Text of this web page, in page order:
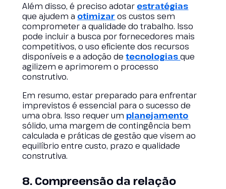
Além disso, é preciso adotar estratégias
que ajudem a otimizar os custos sem
comprometer a qualidade do trabalho. Isso
pode incluir a busca por fornecedores mais
competitivos, o uso eficiente dos recursos
disponíveis e a adoção detecnologiasque
agilizem e aprimorem o processo
construtivo.
Em resumo, estar preparado para enfrentar
imprevistos é essencial para o sucesso de
uma obra. Isso requer um planejamento
sólido, uma margem de contingência bem
calculada e práticas de gestão que visem ao
equilíbrio entre custo, prazo e qualidade
construtiva.
8. Compreensão da relação